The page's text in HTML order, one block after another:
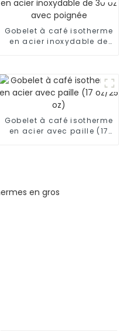
Gobelet à café isotherme
en acier inoxydable de
Gobelet à café isotherme
en acier avec paille (17